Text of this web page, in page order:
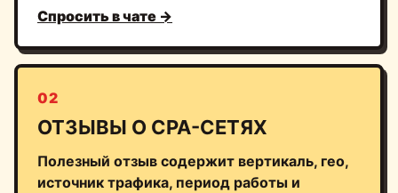
Спросить в чате →
02
ОТЗЫВЫ О CPA-СЕТЯХ
Полезный отзыв содержит вертикаль, гео,
источник трафика, период работы и